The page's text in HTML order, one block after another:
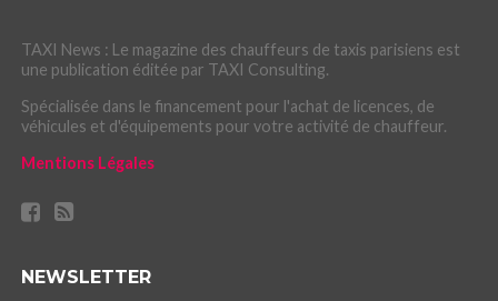
TAXI News : Le magazine des chauffeurs de taxis parisiens est
une publication éditée par TAXI Consulting.
Spécialisée dans le financement pour l'achat de licences, de
véhicules et d'équipements pour votre activité de chauffeur.
Mentions Légales
NEWSLETTER